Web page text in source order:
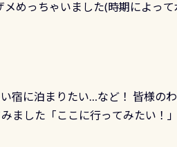
他には「 続きを読む
は、あとから振り返ると大切な
てくださいね 毎月60名様、年間
オリジナル景品が当たることも
めっちゃいました(時期によって
影も出来ますよ スキンダイビン
ぷり利用出来るので、普通に中
宿に泊まりたい…など！ 皆様の
ました「ここに行ってみたい！